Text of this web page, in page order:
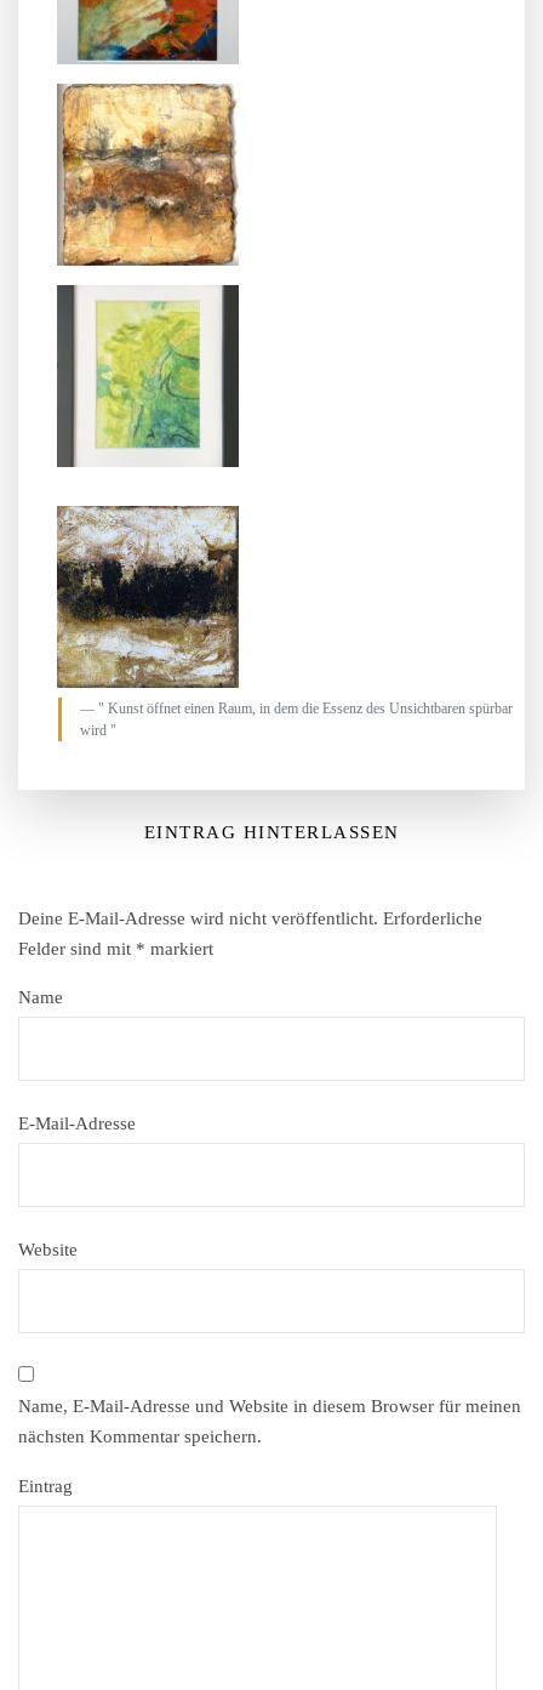
" Kunst öffnet einen Raum, in dem die Essenz des Unsichtbaren spürbar
wird "
EINTRAG HINTERLASSEN
Deine E-Mail-Adresse wird nicht veröffentlicht. Erforderliche
Felder sind mit * markiert
Name
E-Mail-Adresse
Website
Name, E-Mail-Adresse und Website in diesem Browser für meinen
nächsten Kommentar speichern.
Eintrag